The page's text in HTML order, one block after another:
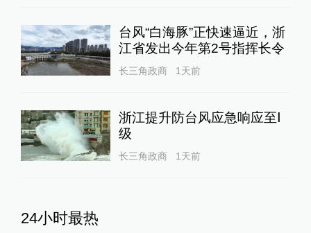
台风“白海豚”正快速逼近，浙
江省发出今年第2号指挥长令
长三角政商 1天前
浙江提升防台风应急响应至Ⅰ
级
长三角政商 1天前
24小时最热